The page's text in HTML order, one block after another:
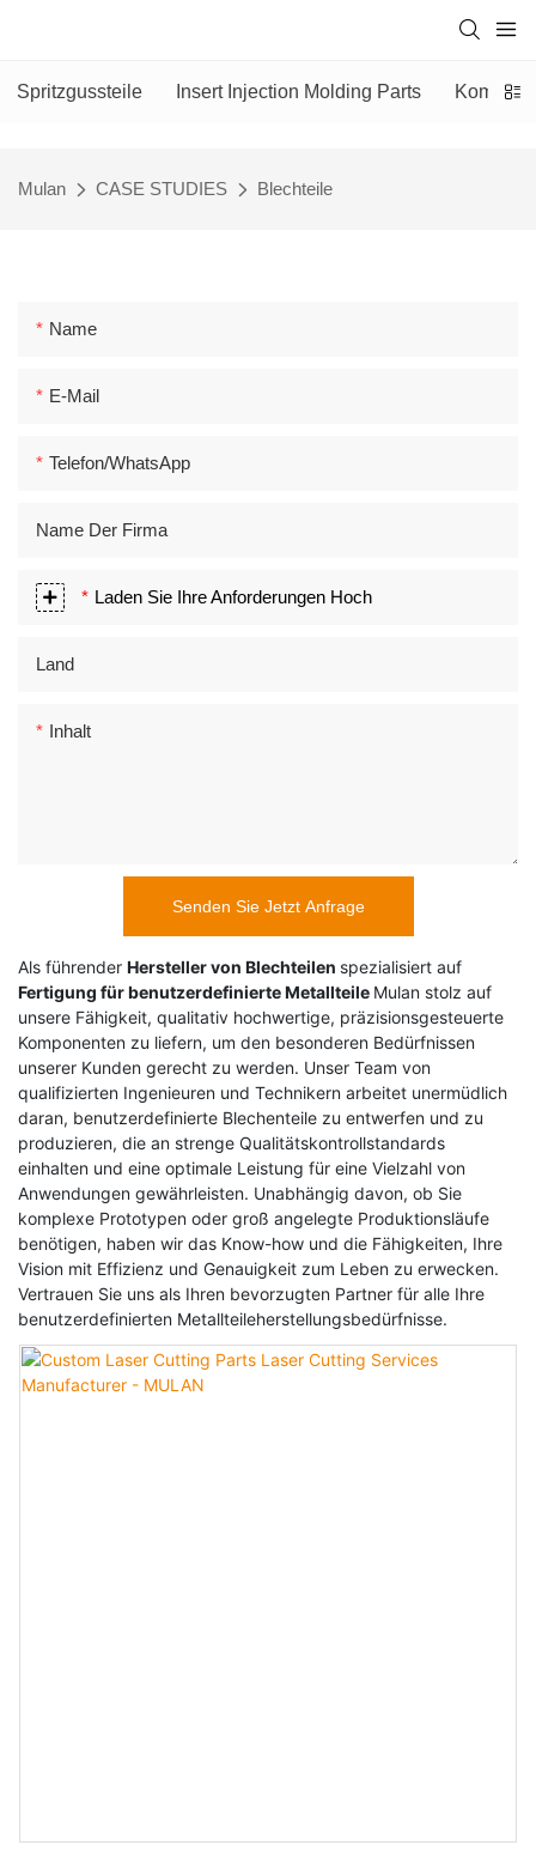
Spritzgussteile Insert Injection Molding Parts
Mulan CASE STUDIES Blechteile
Name
E-Mail
Telefon/WhatsApp
Name Der Firma
Laden Sie Ihre Anforderungen Hoch
Land
Inhalt
Senden Sie Jetzt Anfrage
Als führender Hersteller von Blechteilen spezialisiert auf
Fertigung für benutzerdefinierte Metallteile Mulan stolz auf
unsere Fähigkeit, qualitativ hochwertige, präzisionsgesteuerte
Komponenten zu liefern, um den besonderen Bedürfnissen
unserer Kunden gerecht zu werden. Unser Team von
qualifizierten Ingenieuren und Technikern arbeitet unermüdlich
daran, benutzerdefinierte Blechenteile zu entwerfen und zu
produzieren, die an strenge Qualitätskontrollstandards
einhalten und eine optimale Leistung für eine Vielzahl von
Anwendungen gewährleisten. Unabhängig davon, ob Sie
komplexe Prototypen oder groß angelegte Produktionsläufe
benötigen, haben wir das Know-how und die Fähigkeiten, Ihre
Vision mit Effizienz und Genauigkeit zum Leben zu erwecken.
Vertrauen Sie uns als Ihren bevorzugten Partner für alle Ihre
benutzerdefinierten Metallteileherstellungsbedürfnisse.